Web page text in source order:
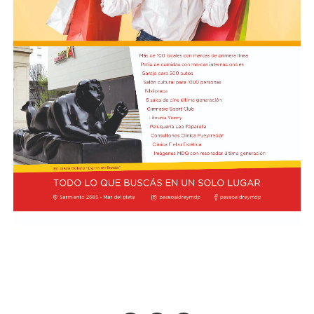
todos con 7,6.
Por detrás, el debutante Arvid Lindblad, de Racing Bulls,
está igualado con el vigente campeón Lando Norris, de
McLaren, en el séptimo lugar, los dos con un puntaje de
7,5. A su vez, Charles Leclerc, de Ferrari, figura en el
noveno puesto en soledad, con una valoración de 7,4.
Finalmente, Colapinto y Hadjar están igualados en el
décimo con 7,0 cada uno.
La propia página web oficial de la F1 acompañó la
puntuación de cada piloto con un análisis escrito sobre